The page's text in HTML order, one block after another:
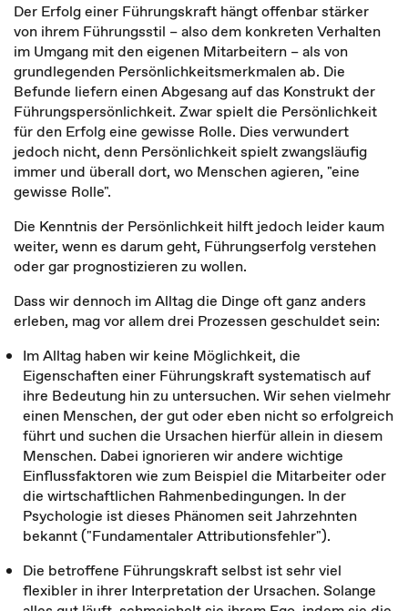
Der Erfolg einer Führungskraft hängt offenbar stärker
von ihrem Führungsstil – also dem konkreten Verhalten
im Umgang mit den eigenen Mitarbeitern – als von
grundlegenden Persönlichkeitsmerkmalen ab. Die
Befunde liefern einen Abgesang auf das Konstrukt der
Führungspersönlichkeit. Zwar spielt die Persönlichkeit
für den Erfolg eine gewisse Rolle. Dies verwundert
jedoch nicht, denn Persönlichkeit spielt zwangsläufig
immer und überall dort, wo Menschen agieren, "eine
gewisse Rolle".
Die Kenntnis der Persönlichkeit hilft jedoch leider kaum
weiter, wenn es darum geht, Führungserfolg verstehen
oder gar prognostizieren zu wollen.
Dass wir dennoch im Alltag die Dinge oft ganz anders
erleben, mag vor allem drei Prozessen geschuldet sein:
Im Alltag haben wir keine Möglichkeit, die
Eigenschaften einer Führungskraft systematisch auf
ihre Bedeutung hin zu untersuchen. Wir sehen vielmehr
einen Menschen, der gut oder eben nicht so erfolgreich
führt und suchen die Ursachen hierfür allein in diesem
Menschen. Dabei ignorieren wir andere wichtige
Einflussfaktoren wie zum Beispiel die Mitarbeiter oder
die wirtschaftlichen Rahmenbedingungen. In der
Psychologie ist dieses Phänomen seit Jahrzehnten
bekannt ("Fundamentaler Attributionsfehler").
Die betroffene Führungskraft selbst ist sehr viel
flexibler in ihrer Interpretation der Ursachen. Solange